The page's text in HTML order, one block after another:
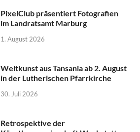
PixelClub präsentiert Fotografien
im Landratsamt Marburg
1. August 2026
Weltkunst aus Tansania ab 2. August
in der Lutherischen Pfarrkirche
30. Juli 2026
Retrospektive der